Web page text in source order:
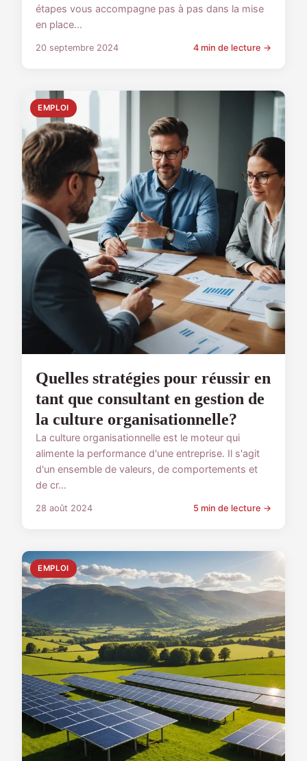
étapes vous accompagne pas à pas dans la mise
en place...
20 septembre 2024 4 min de lecture →
EMPLOI
Quelles stratégies pour réussir en
tant que consultant en gestion de
la culture organisationnelle?
La culture organisationnelle est le moteur qui
alimente la performance d'une entreprise. Il s'agit
d'un ensemble de valeurs, de comportements et
de cr...
28 août 2024 5 min de lecture →
EMPLOI